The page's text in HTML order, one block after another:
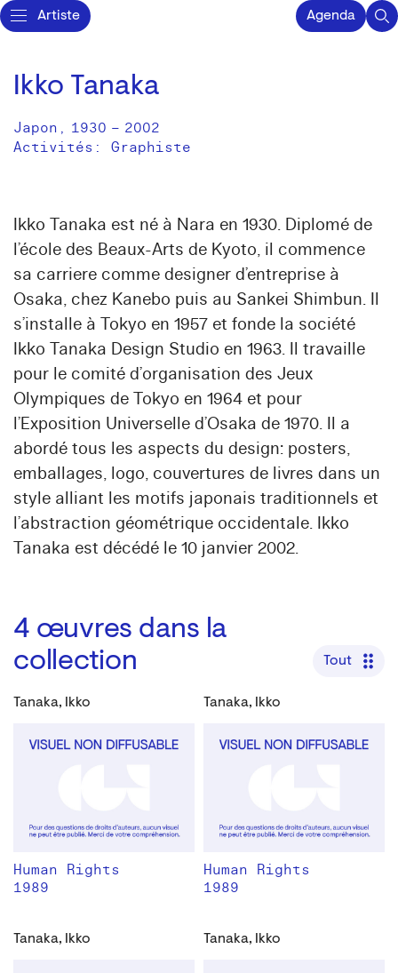
Artiste Agenda
Ikko Tanaka
Japon , 1930 – 2002
Activités: Graphiste
Ikko Tanaka est né à Nara en 1930. Diplomé de
l’école des Beaux-Arts de Kyoto, il commence
sa carriere comme designer d’entreprise à
Osaka, chez Kanebo puis au Sankei Shimbun. Il
s’installe à Tokyo en 1957 et fonde la société
Ikko Tanaka Design Studio en 1963. Il travaille
pour le comité d’organisation des Jeux
Olympiques de Tokyo en 1964 et pour
l’Exposition Universelle d’Osaka de 1970. Il a
abordé tous les aspects du design: posters,
emballages, logo, couvertures de livres dans un
style alliant les motifs japonais traditionnels et
l’abstraction géométrique occidentale. Ikko
Tanaka est décédé le 10 janvier 2002.
4 œuvres dans la
collection
Tout
Tanaka, Ikko
Human Rights
1989
Tanaka, Ikko
Human Rights
1989
Tanaka, Ikko Tanaka, Ikko